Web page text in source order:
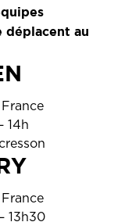
déplacent au
14h
13h30